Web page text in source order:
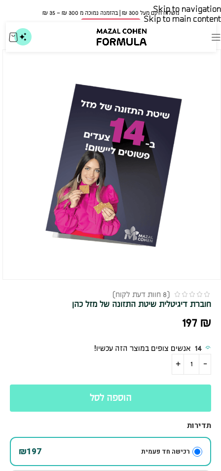
Skip to navigation
Skip to main content
משלוח חינם מעל 300 ₪ | בהזמנה נמוכה מ 300 ₪ – 35 ₪​
(
8 חוות דעת לקוח)
חוברת דיגיטלית שיטת התזונה של מזל כהן
197 ₪
14 אנשים צופים במוצר הזה עכשיו!
הוספה לסל
תדירות
רכישה חד פעמית ₪197